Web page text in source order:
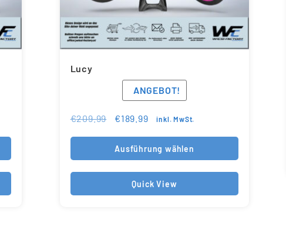
Lucy
ANGEBOT!
€209.99 €189.99 inkl. MwSt.
Ausführung wählen
Quick View